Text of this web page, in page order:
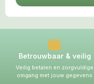
Betrouwbaar & veilig
Veilig betalen en zorgvuldige
omgang met jouw gegevens